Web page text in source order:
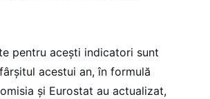
pentru acești indicatori sunt
acestui an, în formulă
și Eurostat au actualizat,